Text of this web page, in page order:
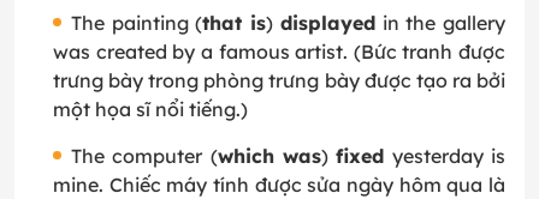
The painting (that is) displayedin the gallery
was created by a famous artist. (Bức tranh được
trưng bày trong phòng trưng bày được tạo ra bởi
một họa sĩ nổi tiếng.)
The computer (which was)fixed yesterday is
mine. Chiếc máy tính được sửa ngày hôm qua là